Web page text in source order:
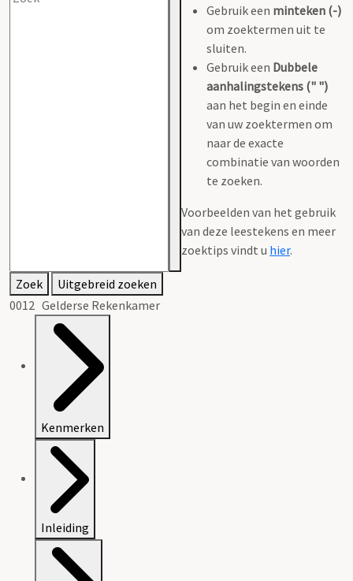
Gebruik een minteken (-)
om zoektermen uit te
sluiten.
Gebruik een Dubbele
aanhalingstekens (" ")
aan het begin en einde
van uw zoektermen om
naar de exacte
combinatie van woorden
te zoeken.
Voorbeelden van het gebruik
van deze leestekens en meer
zoektips vindt u hier.
Zoek
Uitgebreid zoeken
0012 Gelderse Rekenkamer
Kenmerken
Inleiding